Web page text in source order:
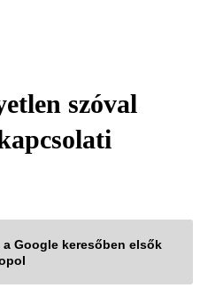
szóval
Google keresőben elsők